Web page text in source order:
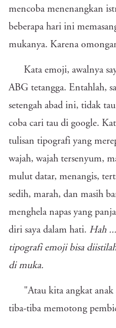
mencoba menenangkan
beberapa hari ini
mukanya. Karena
Kata emoji, awalnya
ABG tetangga. Entahlah,
setengah abad ini, tidak
coba cari tau di google.
tulisan tipografi yang
wajah, wajah tersenyum,
mulut datar, menangis,
sedih, marah, dan masih
menghela napas yang
diri saya dalam hati. Hah
tipografi emoji bisa
di muka.
"Atau kita angkat anak
tiba-tiba memotong